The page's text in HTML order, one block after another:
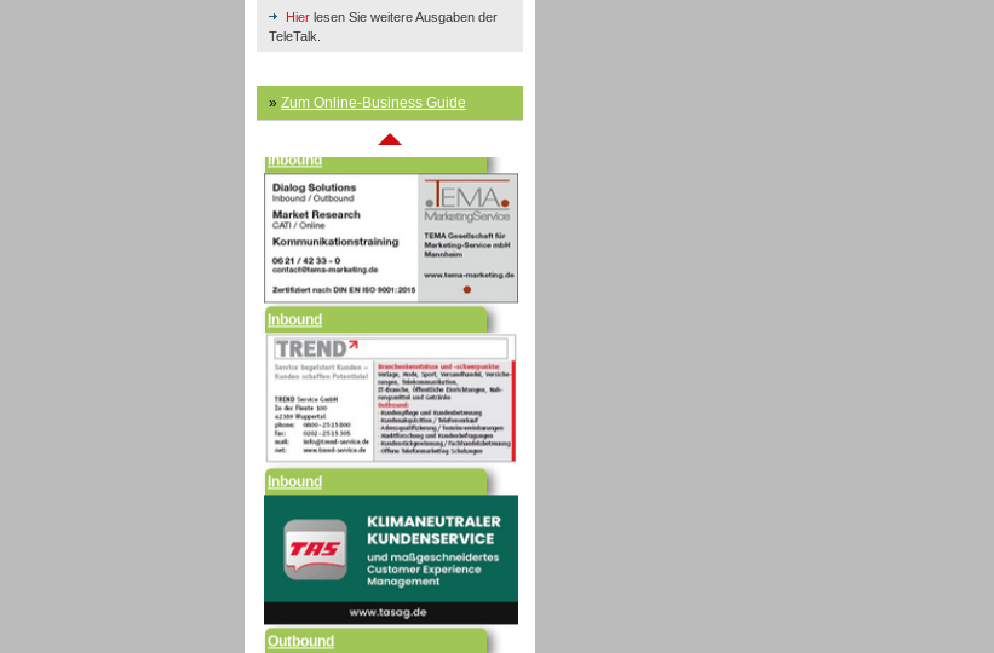
Hier lesen Sie weitere Ausgaben der
TeleTalk.
» Zum Online-Business Guide
Inbound
Inbound
Inbound